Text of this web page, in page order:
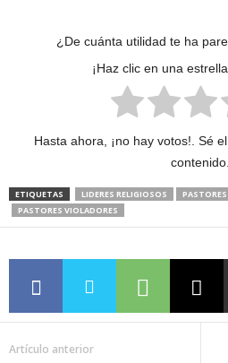
¿De cuánta utilidad te ha
¡Haz clic en una
Hasta ahora, ¡no hay votos!. Sé
contenido.
ETIQUETAS LIDERES RELIGIOSOS
PASTORES VIOLADORES
Artículo anterior